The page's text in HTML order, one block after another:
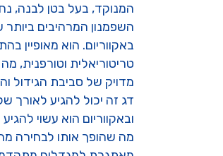
המנוקד, בעל בטן לבנה,
השפמנון המרהיבים ביותר
באקווריום. הוא מאופיין
טריטוריאלית וטורפנית,
מדויק של סביבת הגידול
דג זה יכול להגיע
מה שהופך אותו לבחירה